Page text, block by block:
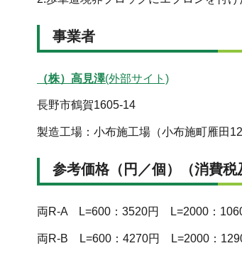
事業者
（株）高見澤(外部サイト)
長野市鶴賀1605-14
製造工場：小布施工場（小布施町雁田
参考価格（円／個）（消費税
両R-A L=600：3520円 L=2000：
両R-B L=600：4270円 L=2000：